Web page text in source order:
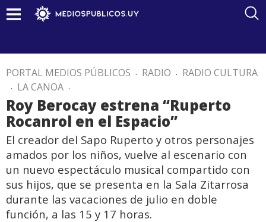
PORTAL MEDIOS PÚBLICOS . RADIO . RADIO CULTURA
. LA CANOA .
Roy Berocay estrena “Ruperto
Rocanrol en el Espacio”
El creador del Sapo Ruperto y otros personajes
amados por los niños, vuelve al escenario con
un nuevo espectáculo musical compartido con
sus hijos, que se presenta en la Sala Zitarrosa
durante las vacaciones de julio en doble
función, a las 15 y 17 horas.